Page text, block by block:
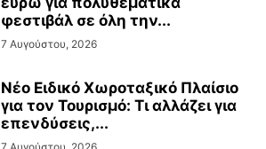
φεστιβάλ σε όλη την...
7 Αυγούστου, 2026
Νέο Ειδικό Χωροταξικό Πλαίσιο
για τον Τουρισμό: Τι αλλάζει για
επενδύσεις,...